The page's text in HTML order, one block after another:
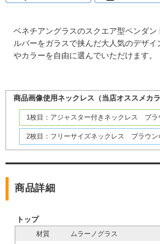
ベネチアングラスのスクエア型ペンダ
ルバーをガラスで挟んだ大人気のデザ
やカラーを自由に選んでいただけます。
商品画像使用ネックレス（当店オススメカラ
1枚目：アジャスター付きネックレス ブラ
2枚目：フリーサイズネックレス ブラウン
商品詳細
トップ
材質
ムラーノグラス